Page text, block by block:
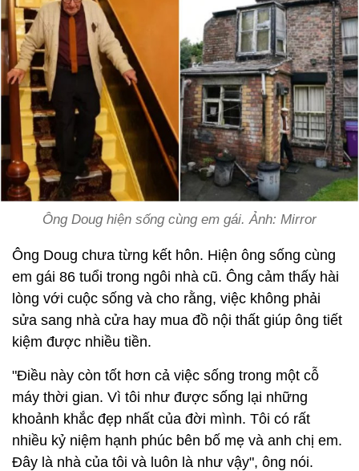
Ông Doug hiện sống cùng em gái. Ảnh: Mirror
Ông Doug chưa từng kết hôn. Hiện ông sống cùng
em gái 86 tuổi trong ngôi nhà cũ. Ông cảm thấy hài
lòng với cuộc sống và cho rằng, việc không phải
sửa sang nhà cửa hay mua đồ nội thất giúp ông tiết
kiệm được nhiều tiền.
"Điều này còn tốt hơn cả việc sống trong một cỗ
máy thời gian. Vì tôi như được sống lại những
khoảnh khắc đẹp nhất của đời mình. Tôi có rất
nhiều kỷ niệm hạnh phúc bên bố mẹ và anh chị em.
Đây là nhà của tôi và luôn là như vậy", ông nói.